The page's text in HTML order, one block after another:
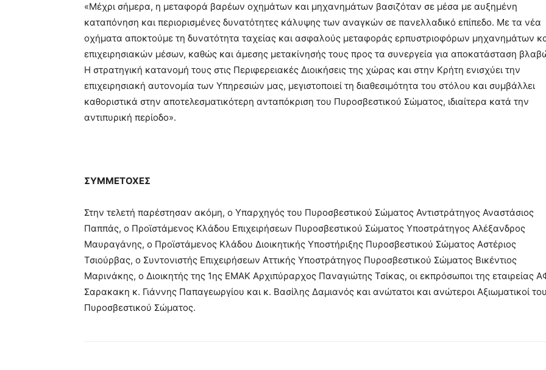
«Μέχρι σήμερα, η μεταφορά βαρέων οχημάτων και μηχανημάτων βασιζόταν σε μέσα με αυξημένη
καταπόνηση και περιορισμένες δυνατότητες κάλυψης των αναγκών σε πανελλαδικό επίπεδο. Με τα νέα
οχήματα αποκτούμε τη δυνατότητα ταχείας και ασφαλούς μεταφοράς ερπυστριοφόρων μηχανημάτων
επιχειρησιακών μέσων, καθώς και άμεσης μετακίνησής τους προς τα συνεργεία για αποκατάσταση
Η στρατηγική κατανομή τους στις Περιφερειακές Διοικήσεις της χώρας και στην Κρήτη ενισχύει την
επιχειρησιακή αυτονομία των Υπηρεσιών μας, μεγιστοποιεί τη διαθεσιμότητα του στόλου και συμβάλλει
καθοριστικά στην αποτελεσματικότερη ανταπόκριση του Πυροσβεστικού Σώματος, ιδιαίτερα κατά την
αντιπυρική περίοδο».
ΣΥΜΜΕΤΟΧΕΣ
Στην τελετή παρέστησαν ακόμη, ο Υπαρχηγός του Πυροσβεστικού Σώματος Αντιστράτηγος Αναστάσιος
Παππάς, ο Προϊστάμενος Κλάδου Επιχειρήσεων Πυροσβεστικού Σώματος Υποστράτηγος Αλέξανδρος
Μαυραγάνης, ο Προϊστάμενος Κλάδου Διοικητικής Υποστήριξης Πυροσβεστικού Σώματος Αστέριος
Τσιούρβας, ο Συντονιστής Επιχειρήσεων Αττικής Υποστράτηγος Πυροσβεστικού Σώματος Βικέντιος
Μαρινάκης, ο Διοικητής της 1ης ΕΜΑΚ Αρχιπύραρχος Παναγιώτης Τσίκας, οι εκπρόσωποι της εταιρείας
Σαρακακη κ. Γιάννης Παπαγεωργίου και κ. Βασίλης Δαμιανός και ανώτατοι και ανώτεροι Αξιωματικοί του
Πυροσβεστικού Σώματος.